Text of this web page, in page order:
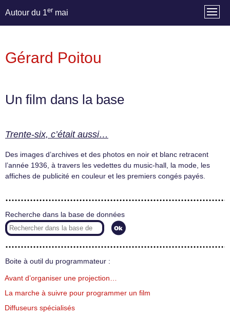
Autour du 1er mai
Gérard Poitou
Un film dans la base
Trente-six, c’était aussi…
Des images d’archives et des photos en noir et blanc retracent
l’année 1936, à travers les vedettes du music-hall, la mode, les
affiches de publicité en couleur et les premiers congés payés.
Recherche dans la base de données
Boite à outil du programmateur :
Avant d’organiser une projection…
La marche à suivre pour programmer un film
Diffuseurs spécialisés